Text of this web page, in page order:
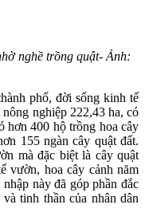
nghề trồng quật- Ảnh:
phố, đời sống kinh tế
nghiệp 222,43 ha, có
hơn 400 hộ trồng hoa cây
155 ngàn cây quật đất.
mà đặc biệt là cây quật
vườn, hoa cây cảnh năm
này đã góp phần đắc
tinh thần của nhân dân